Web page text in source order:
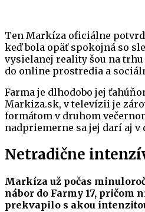
Ten Markíza oficiálne
keď bola opäť spokojná so
vysielanej reality šou na trhu
do online prostredia a
Farma je dlhodobo jej
Markiza.sk, v televízii je
formátom v druhom
nadpriemerne sa jej darí aj
Netradične
Markíza už počas
nábor do Farmy 17, pričom
prekvapilo s akou